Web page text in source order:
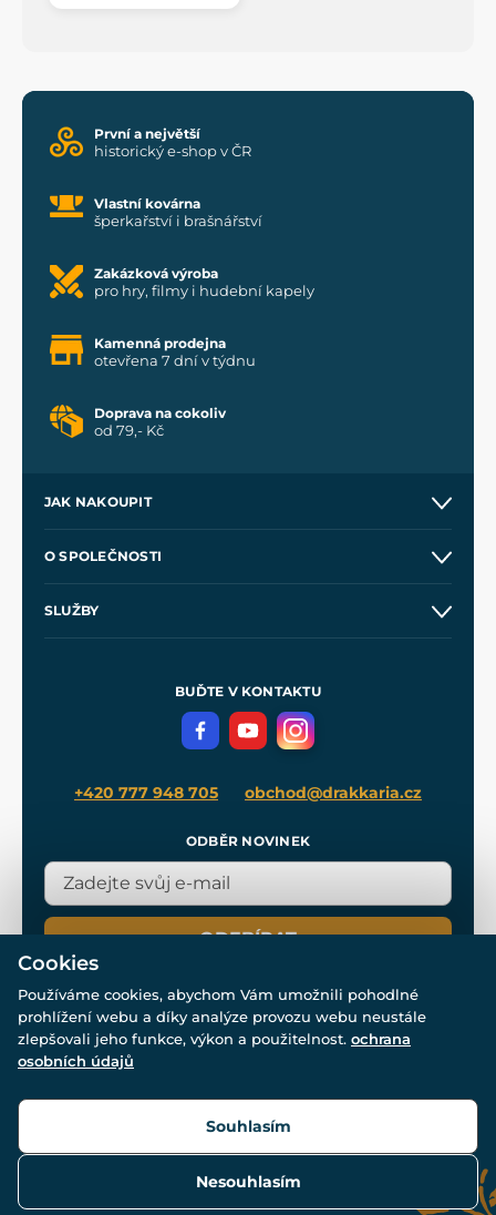
První a největší
historický e-shop v ČR
Vlastní kovárna
šperkařství i brašnářství
Zakázková výroba
pro hry, filmy i hudební kapely
Kamenná prodejna
otevřena 7 dní v týdnu
Doprava na cokoliv
od 79,- Kč
JAK NAKOUPIT
Velkoobchod
O SPOLEČNOSTI
SLUŽBY
Meče pro Kingdom Come
BUĎTE V KONTAKTU
+420 777 948 705 obchod@drakkaria.cz
ODBĚR NOVINEK
ODEBÍRAT
© Všechna práva vyhrazena. www.drakkaria.cz 2007-2026.
Cookies
Používáme cookies, abychom Vám umožnili pohodlné
prohlížení webu a díky analýze provozu webu neustále
zlepšovali jeho funkce, výkon a použitelnost. ochrana
osobních údajů
Nesouhlasím
Souhlasím